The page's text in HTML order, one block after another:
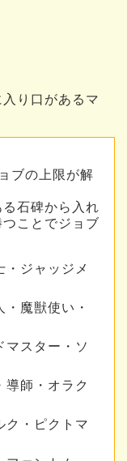
入り口があるマ
ブの上限が解
石碑から入れ
ことでジョブ
・ジャッジメ
・魔獣使い・
マスター・ソ
導師・オラク
ク・ピクトマ